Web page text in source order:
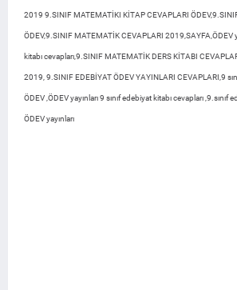
2019 9.SINIF MATEMATİKI KİTAP CEVAPLARI
ÖDEV,9.SINIF MATEMATİK CEVAPLARI 2019,SAYFA,ÖDEV
kitabı cevapları,9.SINIF MATEMATİK DERS KİTABI
2019, 9.SINIF EDEBİYAT ÖDEV YAYINLARI CEVAPLARI,9
ÖDEV ,ÖDEV yayınları 9 sınıf edebiyat kitabı cevapları ,9.sınıf
ÖDEV yayınları